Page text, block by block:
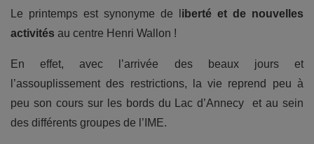
Le printemps est synonyme de l iberté et de nouvelles
activités au centre Henri Wallon !
En effet, avec l’arrivée des beaux jours et
l’assouplissement des restrictions, la vie reprend peu à
peu son cours sur les bords du Lac d’Annecy et au sein
des différents groupes de l’IME.